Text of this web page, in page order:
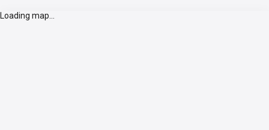
Loading map...